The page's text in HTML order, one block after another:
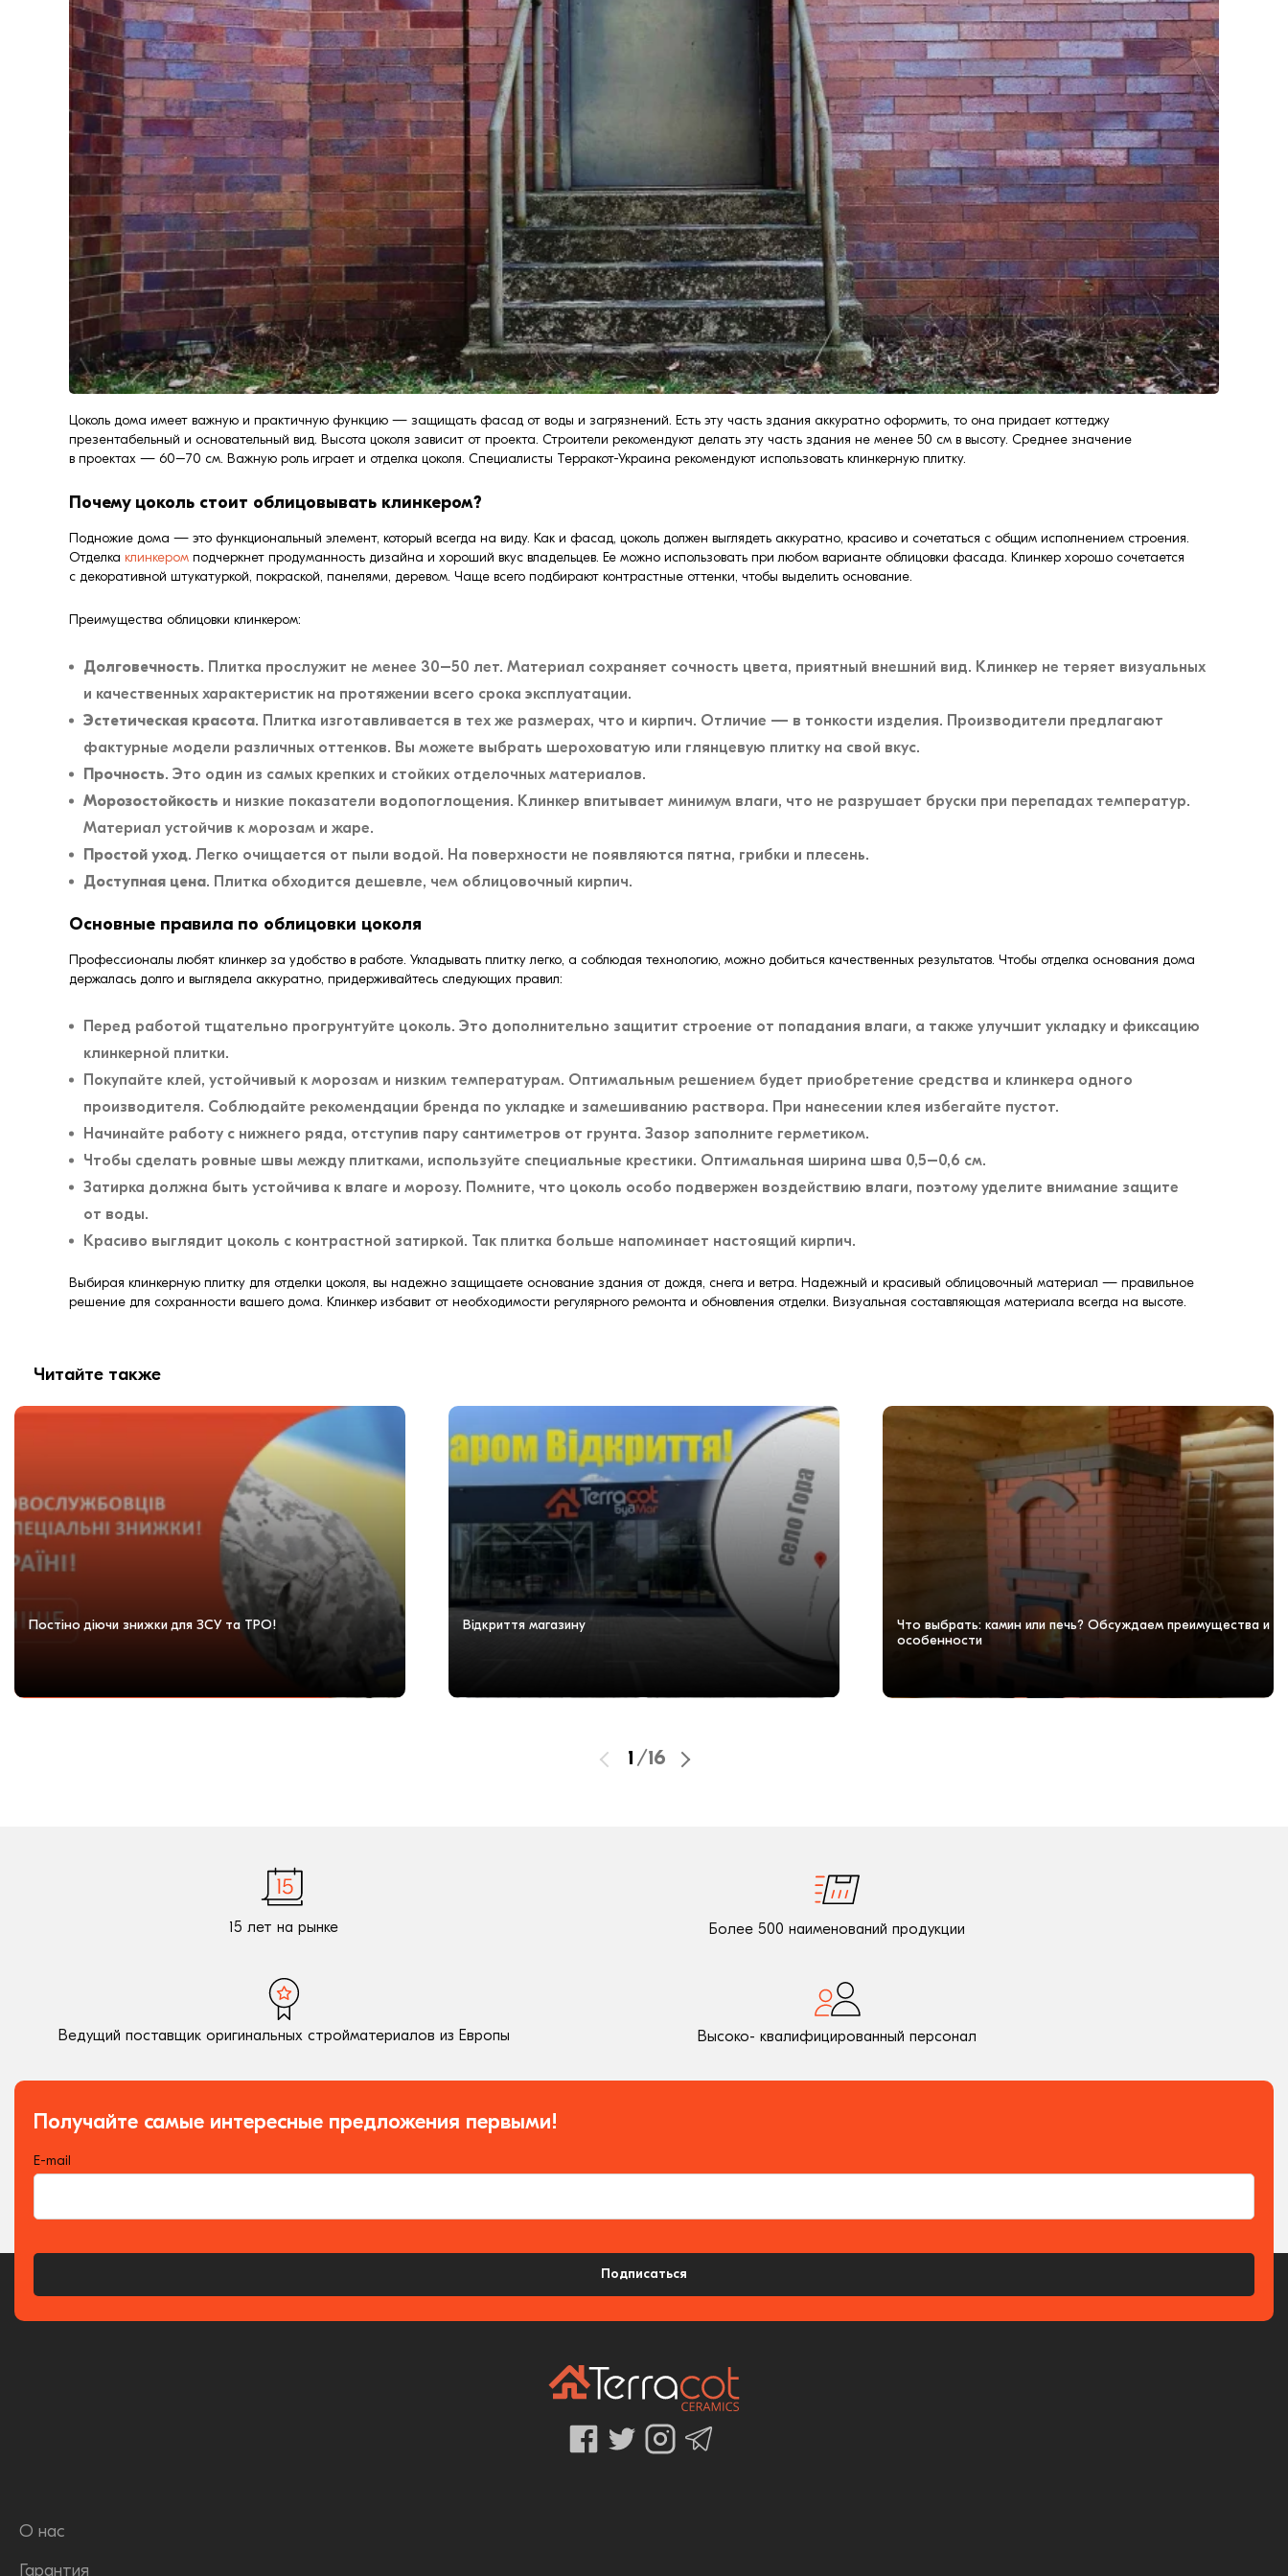
формовки
Клинкерная плитка
Ступени, крыльцо
Строительные
смеси
Цоколь дома имеет важную и практичную функцию — защищать фасад от воды и загрязнений. Есть эту часть здания аккуратно оформить, то она придает коттеджу
презентабельный и основательный вид. Высота цоколя зависит от проекта. Строители рекомендуют делать эту часть здания не менее 50 см в высоту. Среднее значение
в проектах — 60–70 см. Важную роль играет и отделка цоколя. Специалисты Терракот-Украина рекомендуют использовать клинкерную плитку.
Почему цоколь стоит облицовывать клинкером?
Подножие дома — это функциональный элемент, который всегда на виду. Как и фасад, цоколь должен выглядеть аккуратно, красиво и сочетаться с общим исполнением строения.
Отделка клинкером подчеркнет продуманность дизайна и хороший вкус владельцев. Ее можно использовать при любом варианте облицовки фасада. Клинкер хорошо сочетается
с декоративной штукатуркой, покраской, панелями, деревом. Чаще всего подбирают контрастные оттенки, чтобы выделить основание.
Преимущества облицовки клинкером:
Долговечность. Плитка прослужит не менее 30–50 лет. Материал сохраняет сочность цвета, приятный внешний вид. Клинкер не теряет визуальных
и качественных характеристик на протяжении всего срока эксплуатации.
Эстетическая красота. Плитка изготавливается в тех же размерах, что и кирпич. Отличие — в тонкости изделия. Производители предлагают
фактурные модели различных оттенков. Вы можете выбрать шероховатую или глянцевую плитку на свой вкус.
Прочность. Это один из самых крепких и стойких отделочных материалов.
Морозостойкость и низкие показатели водопоглощения. Клинкер впитывает минимум влаги, что не разрушает бруски при перепадах температур.
Материал устойчив к морозам и жаре.
Простой уход. Легко очищается от пыли водой. На поверхности не появляются пятна, грибки и плесень.
Доступная цена. Плитка обходится дешевле, чем облицовочный кирпич.
Основные правила по облицовки цоколя
Профессионалы любят клинкер за удобство в работе. Укладывать плитку легко, а соблюдая технологию, можно добиться качественных результатов. Чтобы отделка основания дома
держалась долго и выглядела аккуратно, придерживайтесь следующих правил:
Перед работой тщательно прогрунтуйте цоколь. Это дополнительно защитит строение от попадания влаги, а также улучшит укладку и фиксацию
клинкерной плитки.
Покупайте клей, устойчивый к морозам и низким температурам. Оптимальным решением будет приобретение средства и клинкера одного
производителя. Соблюдайте рекомендации бренда по укладке и замешиванию раствора. При нанесении клея избегайте пустот.
Начинайте работу с нижнего ряда, отступив пару сантиметров от грунта. Зазор заполните герметиком.
Чтобы сделать ровные швы между плитками, используйте специальные крестики. Оптимальная ширина шва 0,5–0,6 см.
Затирка должна быть устойчива к влаге и морозу. Помните, что цоколь особо подвержен воздействию влаги, поэтому уделите внимание защите
от воды.
Красиво выглядит цоколь с контрастной затиркой. Так плитка больше напоминает настоящий кирпич.
Выбирая клинкерную плитку для отделки цоколя, вы надежно защищаете основание здания от дождя, снега и ветра. Надежный и красивый облицовочный материал — правильное
решение для сохранности вашего дома. Клинкер избавит от необходимости регулярного ремонта и обновления отделки. Визуальная составляющая материала всегда на высоте.
Читайте также
Постіно діючи знижки для ЗСУ та ТРО! Відкриття магазину
Что выбрать: камин или печь? Обсуждаем преимущества и
особенности
1 /16
15 лет на рынке Более 500 наименований продукции
Ведущий поставщик оригинальных стройматериалов из Европы Высоко- квалифицированный персонал
Получайте самые интересные предложения первыми!
E-mail
Подписаться
О нас
Гарантия